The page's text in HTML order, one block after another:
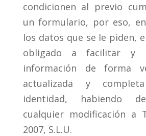
condicionen al previo
un formulario, por eso,
los datos que se le piden,
obligado a facilitar y
información de forma
actualizada y
identidad, habiendo
cualquier modificación a
2007, S.L.U.